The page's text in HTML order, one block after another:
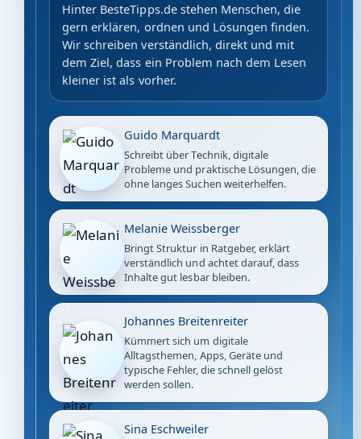
Hinter BesteTipps.de stehen Menschen, die
gern erklären, ordnen und Lösungen finden.
Wir schreiben verständlich, direkt und mit
dem Ziel, dass ein Problem nach dem Lesen
kleiner ist als vorher.
Guido Marquardt
Schreibt über Technik, digitale
Probleme und praktische Lösungen, die
ohne langes Suchen weiterhelfen.
Melanie Weissberger
Bringt Struktur in Ratgeber, erklärt
verständlich und achtet darauf, dass
Inhalte gut lesbar bleiben.
Johannes Breitenreiter
Kümmert sich um digitale
Alltagsthemen, Apps, Geräte und
typische Fehler, die schnell gelöst
werden sollen.
Sina Eschweiler